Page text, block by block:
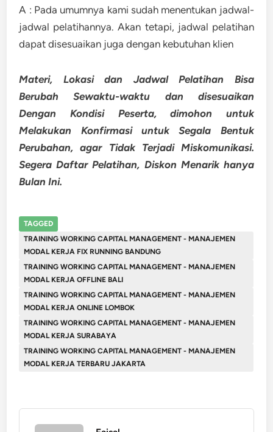
A : Pada umumnya kami sudah menentukan jadwal-
jadwal pelatihannya. Akan tetapi, jadwal pelatihan
dapat disesuaikan juga dengan kebutuhan klien
Materi, Lokasi dan Jadwal Pelatihan Bisa
Berubah Sewaktu-waktu dan disesuaikan
Dengan Kondisi Peserta, dimohon untuk
Melakukan Konfirmasi untuk Segala Bentuk
Perubahan, agar Tidak Terjadi Miskomunikasi.
Segera Daftar Pelatihan, Diskon Menarik hanya
Bulan Ini.
TAGGED
TRAINING WORKING CAPITAL MANAGEMENT - MANAJEMEN
MODAL KERJA FIX RUNNING BANDUNG
TRAINING WORKING CAPITAL MANAGEMENT - MANAJEMEN
MODAL KERJA OFFLINE BALI
TRAINING WORKING CAPITAL MANAGEMENT - MANAJEMEN
MODAL KERJA ONLINE LOMBOK
TRAINING WORKING CAPITAL MANAGEMENT - MANAJEMEN
MODAL KERJA SURABAYA
TRAINING WORKING CAPITAL MANAGEMENT - MANAJEMEN
MODAL KERJA TERBARU JAKARTA